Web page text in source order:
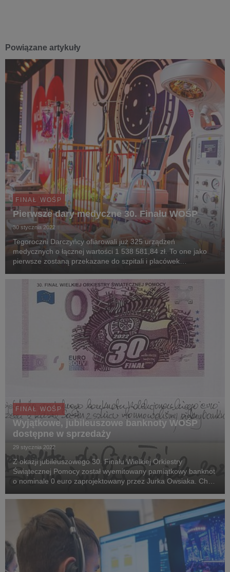
Powiązane artykuły
FINAŁ WOŚP
Pierwsze dary medyczne 30. Finału WOŚP
30 stycznia 2022
Tegoroczni Darczyńcy ofiarowali już 325 urządzeń
medycznych o łącznej wartości 1 538 581,84 zł. To one jako
pierwsze zostaną przekazane do szpitali i placówek
Świątecznej Pomocy.
FINAŁ WOŚP
Wyjątkowe, jubileuszowe banknoty WOŚP
dostępne w sprzedaży
29 stycznia 2022
Z okazji jubileuszowego 30. Finału Wielkiej Orkiestry
Świątecznej Pomocy został wyemitowany pamiątkowy banknot
o nominale 0 euro zaprojektowany przez Jurka Owsiaka. Choć
można zapłacić nimi w sklepie, to prawdzi...